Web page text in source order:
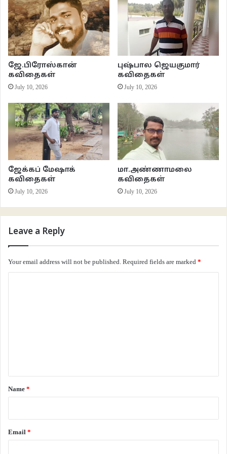
*
இழப்பின் வலி தாளாத
தாயைப் பிரிந்த மறிக்கு
கூடுதல் நோவைத் தருகிறது
கோடையின் வெம்மை
செருப்பின்றி
தரைச் சூட்டைப் பழகியிருந்த
இடையனின் நிழலில்
இளைப்பாறிய மறிக்கு
காம்பாகின
அவனது விரல்கள்.
அப்ரைசல் மீட்டிங்
சக பணியாளரை வெல்ல
இரவெல்லாம்
கண்விழித்து உழைத்து
சாப்பாட்டுக் கூடையோடு
நடந்தவளுக்கு
ஜே.பிரோஸ்கான்
கவிதைகள்
July 10, 2026
புஷ்பால ஜெயகுமார்
கவிதைகள்
July 10, 2026
ஜேக்கப் மேஷாக்
கவிதைகள்
July 10, 2026
மா.அண்ணாமலை
கவிதைகள்
July 10, 2026
Leave a Reply
Your email address will not be published. Required fields are marked *
*
Name *
Email *